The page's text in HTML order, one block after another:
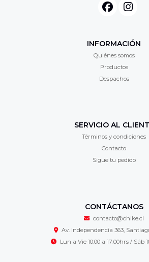
INFORMACIÓN
Quiénes somos
Productos
Despachos
SERVICIO AL
Términos y condiciones
Contacto
Sigue tu pedido
CONTÁCTANOS
contacto@chike.cl
Av. Independencia 363,
Lun a Vie 10:00 a 17:00hrs / Sáb